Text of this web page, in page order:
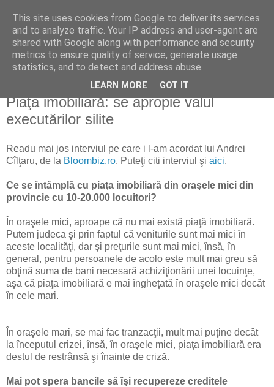
Reflecţii economice
blog de reflecţii, informaţii şi opinii economice
miercuri, 22 septembrie 2010
Piaţa imobiliară: se apropie valul
executărilor silite
Readu mai jos interviul pe care i l-am acordat lui Andrei
Cîlţaru, de la Bloombiz.ro. Puteţi citi interviul şi aici.
Ce se întâmplă cu piaţa imobiliară din oraşele mici din
provincie cu 10-20.000 locuitori?
În oraşele mici, aproape că nu mai există piaţă imobiliară.
Putem judeca şi prin faptul că veniturile sunt mai mici în
aceste localităţi, dar şi preţurile sunt mai mici, însă, în
general, pentru persoanele de acolo este mult mai greu să
obţină suma de bani necesară achiziţionării unei locuinţe,
aşa că piaţa imobiliară e mai îngheţată în oraşele mici decât
în cele mari.
În oraşele mari, se mai fac tranzacţii, mult mai puţine decât
la începutul crizei, însă, în oraşele mici, piaţa imobiliară era
destul de restrânsă şi înainte de criză.
Mai pot spera bancile să îşi recupereze creditele
This site uses cookies from Google to deliver its services
and to analyze traffic. Your IP address and user-agent are
shared with Google along with performance and security
metrics to ensure quality of service, generate usage
statistics, and to detect and address abuse.
LEARN MORE GOT IT